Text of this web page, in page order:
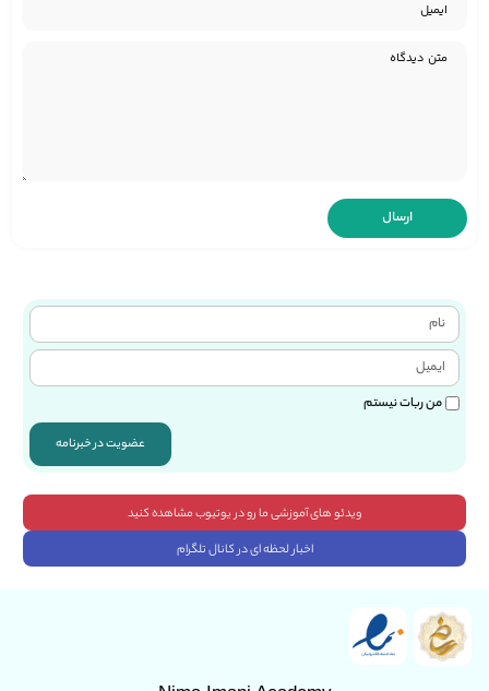
من ربات نیستم
عضویت در خبرنامه
ویدئو های آموزشی ما رو در یوتیوب مشاهده کنید
اخبار لحظه ای در کانال تلگرام